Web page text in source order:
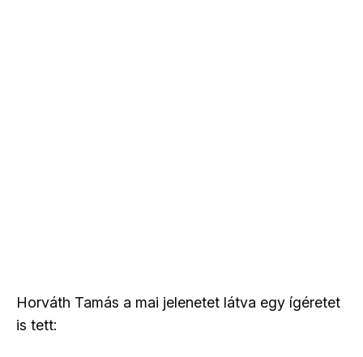
Horváth Tamás a mai jelenetet látva egy ígéretet
is tett: